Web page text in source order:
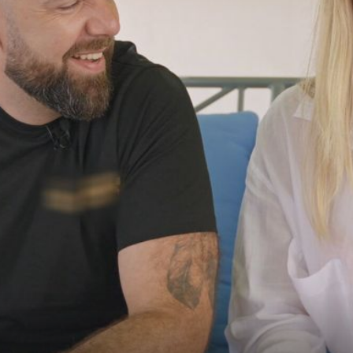
4
koje
+
Bivša zvijezda Kumova oglasila se prvi
put nakon poroda, slučajno je otkrila i